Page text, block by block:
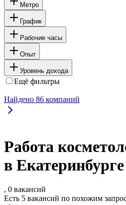
Метро
График
Рабочие часы
Опыт
Уровень дохода
Ещё фильтры
Найдено 86 компаний
Работа
в Екатеринбурге
, 0 вакансий
Есть 5 вакансий по похожим